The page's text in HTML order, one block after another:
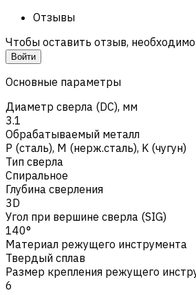
Отзывы
Чтобы оставить отзыв,
Войти
Основные параметры
Диаметр сверла (DC), мм
3.1
Обрабатываемый металл
Р (сталь), M (нерж.сталь), K (чугун)
Тип сверла
Спиральное
Глубина сверления
3D
Угол при вершине сверла (SIG)
140°
Материал режущего инструмента
Твердый сплав
Размер крепления режущего
6